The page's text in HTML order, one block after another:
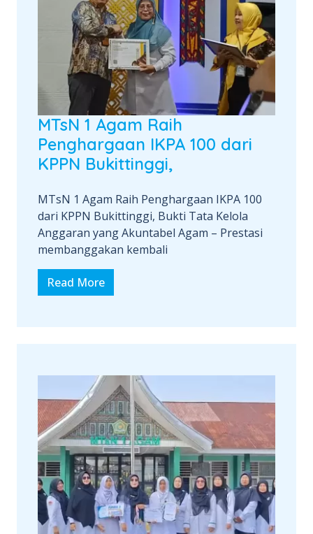
MTsN 1 Agam Raih
Penghargaan IKPA 100 dari
KPPN Bukittinggi,
MTsN 1 Agam Raih Penghargaan IKPA 100
dari KPPN Bukittinggi, Bukti Tata Kelola
Anggaran yang Akuntabel Agam – Prestasi
membanggakan kembali
Read More